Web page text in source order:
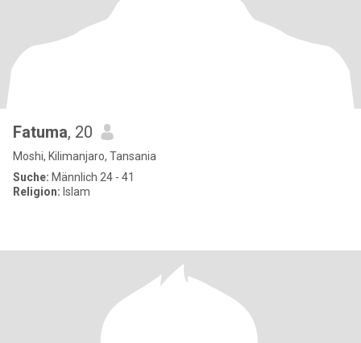
Fatuma, 20
Moshi, Kilimanjaro, Tansania
Suche: Männlich 24 - 41
Religion: Islam